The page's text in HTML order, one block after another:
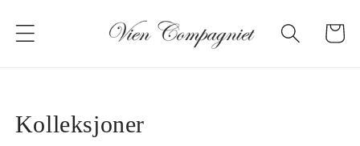
innholdet
Kolleksjoner